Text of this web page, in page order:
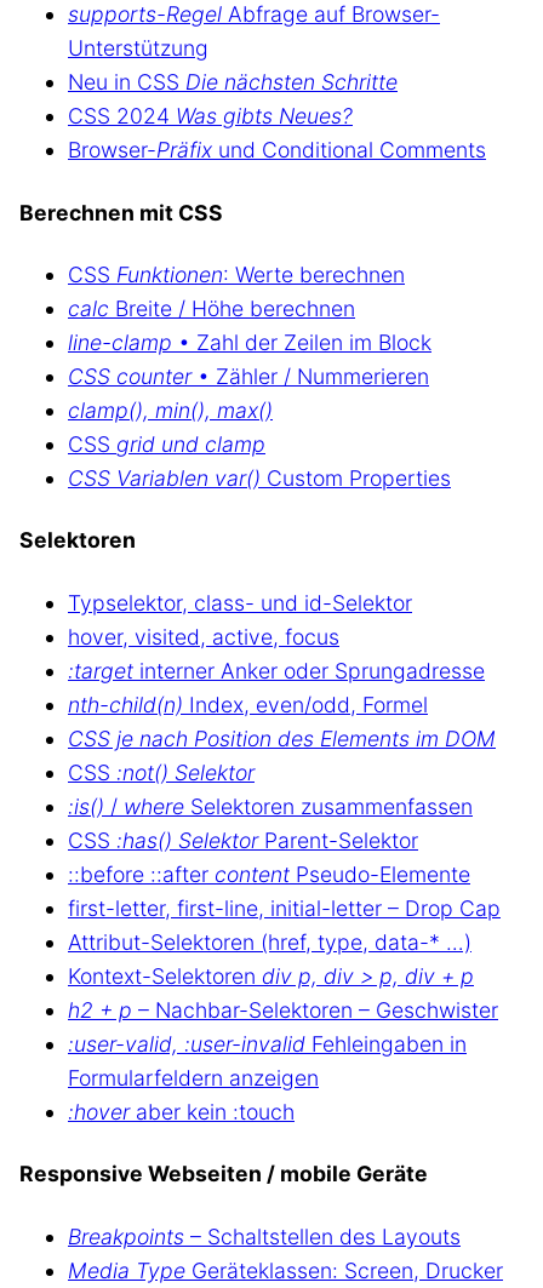
supports-Regel Abfrage auf Browser-
Unterstützung
Neu in CSS Die nächsten Schritte
CSS 2024 Was gibts Neues?
Browser-Präfix und Conditional Comments
Berechnen mit CSS
CSS Funktionen: Werte berechnen
calc Breite / Höhe berechnen
line-clamp • Zahl der Zeilen im Block
CSS counter• Zähler / Nummerieren
clamp(), min(), max()
CSS grid und clamp
CSS Variablen var() Custom Properties
Selektoren
Typselektor, class- und id-Selektor
hover, visited, active, focus
:target interner Anker oder Sprungadresse
nth-child(n) Index, even/odd, Formel
CSS je nach Position des Elements im DOM
CSS :not() Selektor
:is() / where Selektoren zusammenfassen
CSS :has() SelektorParent-Selektor
::before ::after content Pseudo-Elemente
first-letter, first-line, initial-letter – Drop Cap
Attribut-Selektoren (href, type, data-* …)
Kontext-Selektoren div p, div > p, div + p
h2 + p – Nachbar-Selektoren – Geschwister
:user-valid, :user-invalid Fehleingaben in
Formularfeldern anzeigen
:hoveraber kein :touch
Responsive Webseiten / mobile Geräte
Breakpoints – Schaltstellen des Layouts
Media Type Geräteklassen: Screen, Drucker